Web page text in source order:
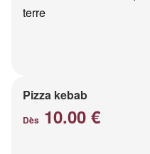
terre
Pizza kebab
Dès 10.00 €